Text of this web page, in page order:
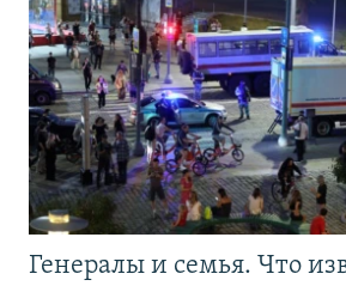
Генералы и семья. Что